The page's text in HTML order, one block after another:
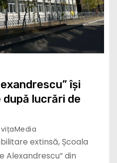
își
lucrări de
extinsă, Școala
Alexandrescu” din